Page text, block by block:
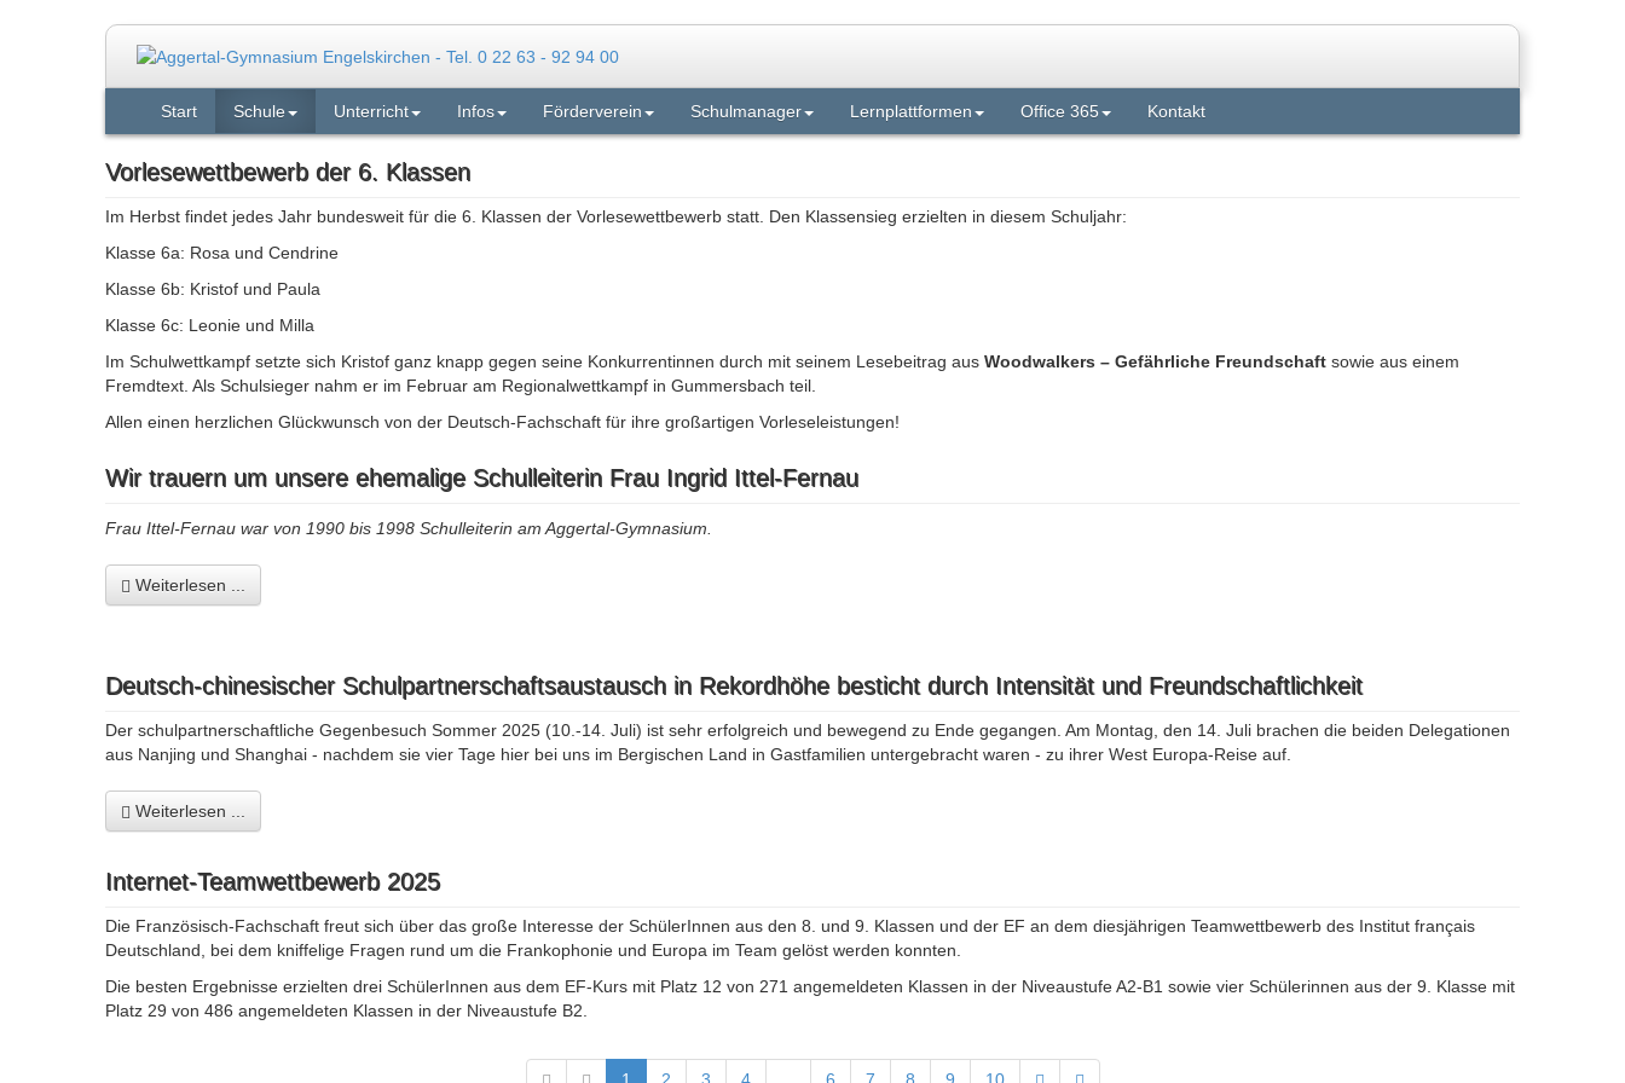
Start Schule Unterricht Infos Förderverein Schulmanager Lernplattformen Office 365 Kontakt
Vorlesewettbewerb der 6. Klassen
Im Herbst findet jedes Jahr bundesweit für die 6. Klassen der Vorlesewettbewerb statt. Den Klassensieg erzielten in diesem Schuljahr:
Klasse 6a: Rosa und Cendrine
Klasse 6b: Kristof und Paula
Klasse 6c: Leonie und Milla
Im Schulwettkampf setzte sich Kristof ganz knapp gegen seine Konkurrentinnen durch mit seinem Lesebeitrag aus Woodwalkers – Gefährliche Freundschaft sowie aus einem
Fremdtext. Als Schulsieger nahm er im Februar am Regionalwettkampf in Gummersbach teil.
Allen einen herzlichen Glückwunsch von der Deutsch-Fachschaft für ihre großartigen Vorleseleistungen!
Wir trauern um unsere ehemalige Schulleiterin Frau Ingrid Ittel-Fernau
Frau Ittel-Fernau war von 1990 bis 1998 Schulleiterin am Aggertal-Gymnasium.
Weiterlesen ...
Deutsch-chinesischer Schulpartnerschaftsaustausch in Rekordhöhe besticht durch Intensität und Freundschaftlichkeit
Der schulpartnerschaftliche Gegenbesuch Sommer 2025 (10.-14. Juli) ist sehr erfolgreich und bewegend zu Ende gegangen. Am Montag, den 14. Juli brachen die beiden Delegationen
aus Nanjing und Shanghai - nachdem sie vier Tage hier bei uns im Bergischen Land in Gastfamilien untergebracht waren - zu ihrer West Europa-Reise auf.
Weiterlesen ...
Internet-Teamwettbewerb 2025
Die Französisch-Fachschaft freut sich über das große Interesse der SchülerInnen aus den 8. und 9. Klassen und der EF an dem diesjährigen Teamwettbewerb des Institut français
Deutschland, bei dem kniffelige Fragen rund um die Frankophonie und Europa im Team gelöst werden konnten.
Die besten Ergebnisse erzielten drei SchülerInnen aus dem EF-Kurs mit Platz 12 von 271 angemeldeten Klassen in der Niveaustufe A2-B1 sowie vier Schülerinnen aus der 9. Klasse mit
Platz 29 von 486 angemeldeten Klassen in der Niveaustufe B2.